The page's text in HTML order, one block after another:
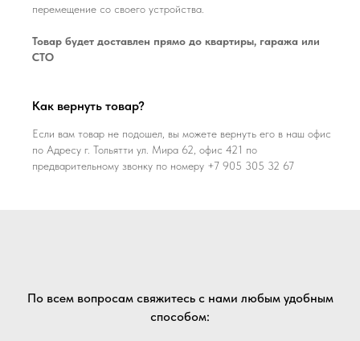
перемещение со своего устройства.
Товар будет доставлен прямо до квартиры, гаража или
СТО
Как вернуть товар?
Если вам товар не подошел, вы можете вернуть его в наш офис
по Адресу г. Тольятти ул. Мира 62, офис 421 по
предварительному звонку по номеру +7 905 305 32 67
По всем вопросам свяжитесь с нами любым удобным
способом: